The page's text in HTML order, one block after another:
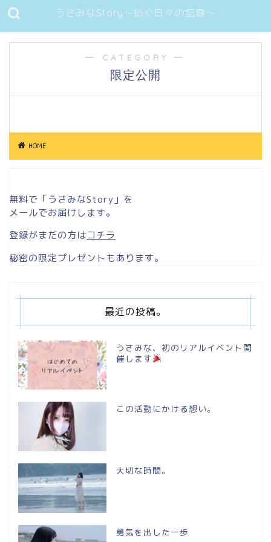
うさみなStory～紡ぐ日々の記録～
― CATEGORY ―
限定公開
HOME
無料で「うさみなStory」を
メールでお届けします。
登録がまだの方はコチラ
秘密の限定プレゼントもあります。
最近の投稿。
うさみな、初のリアルイベント開
催します
この活動にかける想い。
大切な時間。
勇気を出した一歩